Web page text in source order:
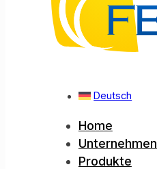
Deutsch
Home
Unternehmen
Produkte